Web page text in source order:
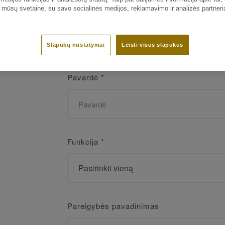
Vardas*
Pavardė *
Funkcija *
Pareigybės pavadinimas
mūsų svetaine, su savo socialinės medijos, reklamavimo ir analizės
Leisti visus slapukus
Slapukų nustatymai